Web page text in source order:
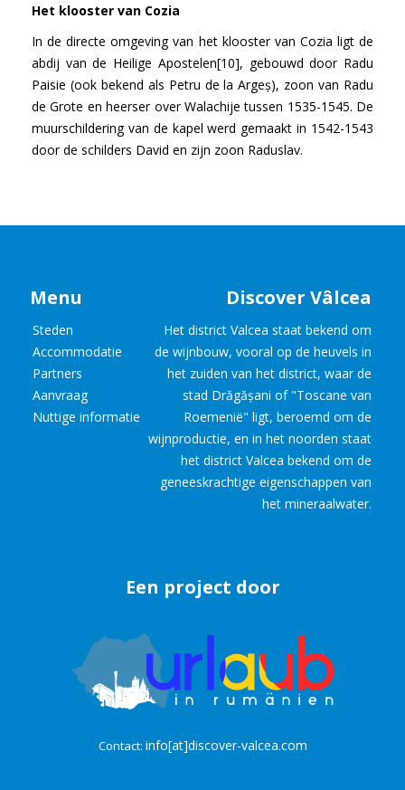
Het klooster van Cozia
In de directe omgeving van het klooster van Cozia ligt de
abdij van de Heilige Apostelen[10], gebouwd door Radu
Paisie (ook bekend als Petru de la Argeș), zoon van Radu
de Grote en heerser over Walachije tussen 1535-1545. De
muurschildering van de kapel werd gemaakt in 1542-1543
door de schilders David en zijn zoon Raduslav.
Menu
Steden
Accommodatie
Partners
Aanvraag
Nuttige informatie
Discover Vâlcea
Het district Valcea staat bekend om
de wijnbouw, vooral op de heuvels in
het zuiden van het district, waar de
stad Drăgășani of "Toscane van
Roemenië" ligt, beroemd om de
wijnproductie, en in het noorden staat
het district Valcea bekend om de
geneeskrachtige eigenschappen van
het mineraalwater.
Een project door
Contact: info[at]discover-valcea.com